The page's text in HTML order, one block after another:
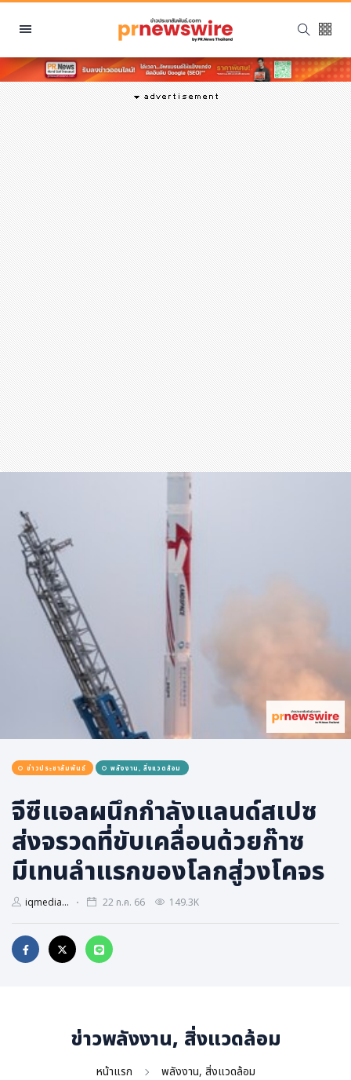
หมวดหมู่
พีอาร์ นิวส์ไวร์
สินค้า, บริการ
โปรโมชั่น
งานอีเว้นท์
รีวิว
บันเทิง
นักแสดง, นักร้อง, โมเดล
อินฟลูเอนเซอร์
ไลฟ์สไตล์
ความงาม
แฟชั่น
สุขภาพ
กีฬา
อาหาร, เครื่องดื่ม
ท่องเที่ยว
โรงแรม, ที่พัก
ประกัน
สัตว์เลี้ยง
ไอที
โทรศัพท์มือถือ
การศึกษา
ศิลปะ, วัฒนธรรม
ธุรกิจ, สังคม
เศรษฐกิจ, การเงิน
การเกษตร
พลังงาน, สิ่งแวดล้อม
ยานยนต์
ขนส่ง
กิจกรรม
ภาษาอังกฤษ
ข่าวประชาสัมพันธ์ พลังงาน, สิ่งแวดล้อม
จีซีแอลผนึกกำลังแลนด์สเปซ
ส่งจรวดที่ขับเคลื่อนด้วยก๊าซ
มีเทนลำแรกของโลกสู่วงโคจร
iqmedia... 22 ก.ค. 66 149.3K
ข่าวพลังงาน, สิ่งแวดล้อม
หน้าแรก พลังงาน, สิ่งแวดล้อม